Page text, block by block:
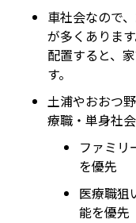
車社会なので、
が多くありま
配置すると、
す。
土浦やおおつ
療職・単身社
ファミリ
を優先
医療職狙
能を優先